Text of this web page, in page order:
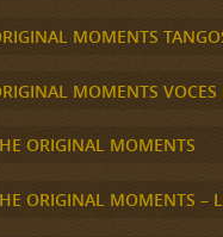
MOMENTS
MOMENTS VOCES
ORIGINAL MOMENTS
ORIGINAL MOMENTS –